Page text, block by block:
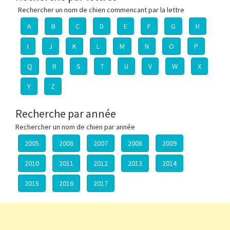
Rechercher un nom de chien commencant par la lettre
A
B C D E F G H
I J K L M N O P
Q R S T U V W X
Y Z
Recherche par année
Rechercher un nom de chien par année
2005
2006 2007 2008 2009
2010 2011 2012 2013 2014
2015 2016 2017